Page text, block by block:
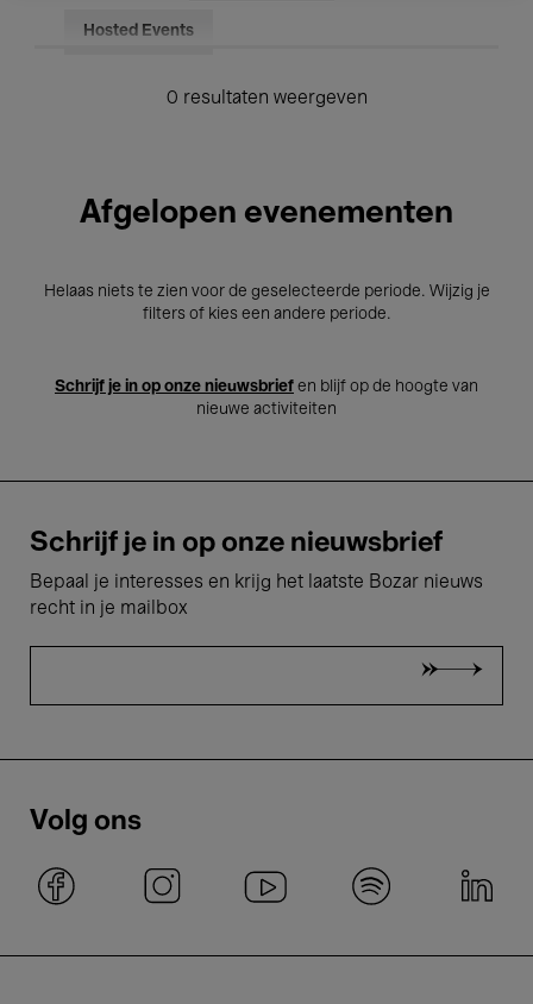
Hosted Events
0 resultaten weergeven
Afgelopen evenementen
Helaas niets te zien voor de geselecteerde periode. Wijzig je
filters of kies een andere periode.
Schrijf je in op onze nieuwsbrief en blijf op de hoogte van
nieuwe activiteiten
Schrijf je in op onze nieuwsbrief
Bepaal je interesses en krijg het laatste Bozar nieuws
recht in je mailbox
Volg ons